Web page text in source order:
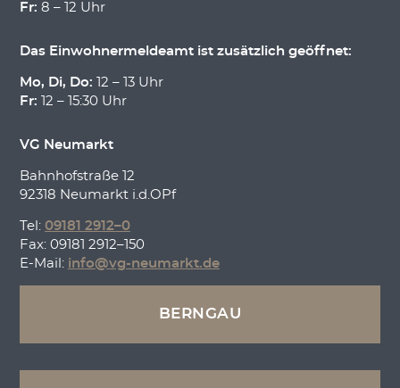
Fr: 8 – 12 Uhr
Das Einwohnermeldeamt ist zusätzlich geöffnet:
Mo, Di, Do: 12 – 13 Uhr
Fr: 12 – 15:30 Uhr
VG Neumarkt
Bahnhofstraße 12
92318 Neumarkt i.d.OPf
Tel: 09181 2912–0
Fax: 09181 2912–150
E-Mail: info@vg-neumarkt.de
BERNGAU